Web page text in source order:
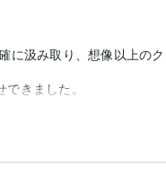
に汲み取り、想像以上の